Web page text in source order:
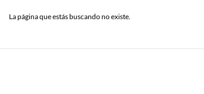
La página que estás buscando no existe.